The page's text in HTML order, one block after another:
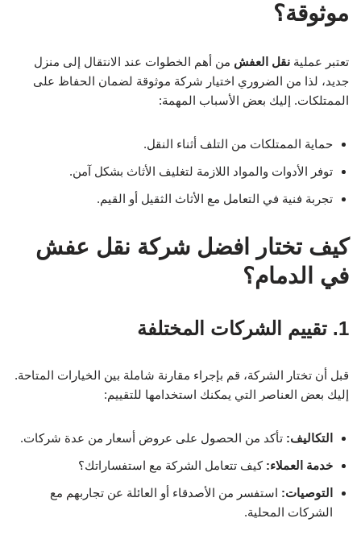
موثوقة؟
تعتبر عملية نقل العفش من أهم الخطوات عند الانتقال إلى منزل
جديد، لذا من الضروري اختيار شركة موثوقة لضمان الحفاظ على
الممتلكات. إليك بعض الأسباب المهمة:
حماية الممتلكات من التلف أثناء النقل.
توفر الأدوات والمواد اللازمة لتغليف الأثاث بشكل آمن.
تجربة فنية في التعامل مع الأثاث الثقيل أو القيم.
كيف تختار افضل شركة نقل عفش
في الدمام؟
1. تقييم الشركات المختلفة
قبل أن تختار الشركة، قم بإجراء مقارنة شاملة بين الخيارات المتاحة.
إليك بعض العناصر التي يمكنك استخدامها للتقييم:
التكاليف: تأكد من الحصول على عروض أسعار من عدة شركات.
خدمة العملاء: كيف تتعامل الشركة مع استفساراتك؟
التوصيات: استفسر من الأصدقاء أو العائلة عن تجاربهم مع
الشركات المحلية.